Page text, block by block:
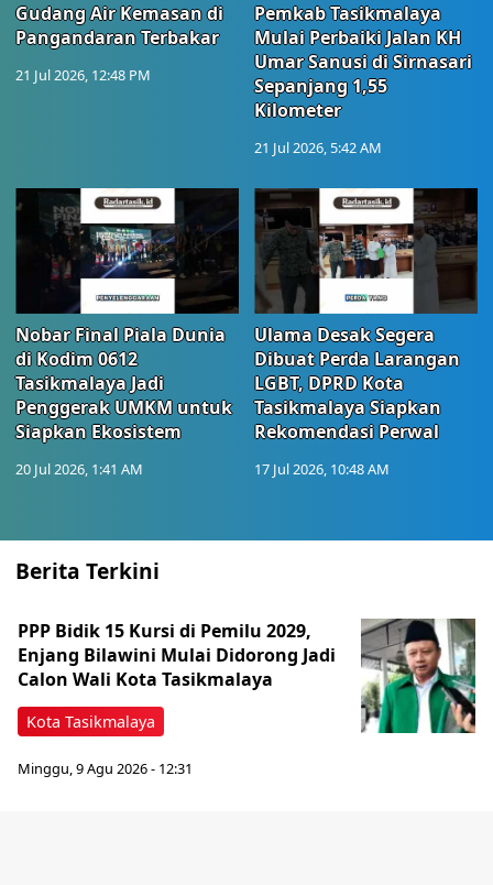
Gudang Air Kemasan di
Pangandaran Terbakar
21 Jul 2026, 12:48 PM
Pemkab Tasikmalaya
Mulai Perbaiki Jalan KH
Umar Sanusi di Sirnasari
Sepanjang 1,55
Kilometer
21 Jul 2026, 5:42 AM
Nobar Final Piala Dunia
di Kodim 0612
Tasikmalaya Jadi
Penggerak UMKM untuk
Siapkan Ekosistem
20 Jul 2026, 1:41 AM
Ulama Desak Segera
Dibuat Perda Larangan
LGBT, DPRD Kota
Tasikmalaya Siapkan
Rekomendasi Perwal
17 Jul 2026, 10:48 AM
Berita Terkini
Kota Tasikmalaya
PPP Bidik 15 Kursi di Pemilu 2029,
Enjang Bilawini Mulai Didorong Jadi
Calon Wali Kota Tasikmalaya
Minggu, 9 Agu 2026 - 12:31